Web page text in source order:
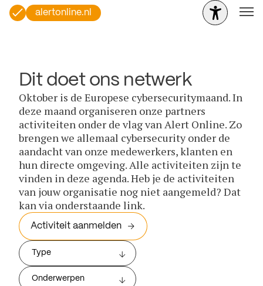
alertonline.nl
Dit doet ons netwerk
Oktober is de Europese cybersecuritymaand. In
deze maand organiseren onze partners
activiteiten onder de vlag van Alert Online. Zo
brengen we allemaal cybersecurity onder de
aandacht van onze medewerkers, klanten en
hun directe omgeving. Alle activiteiten zijn te
vinden in deze agenda. Heb je de activiteiten
van jouw organisatie nog niet aangemeld? Dat
kan via onderstaande link.
Activiteit aanmelden
Type
Onderwerpen